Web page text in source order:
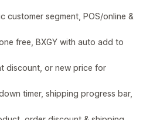
customer segment, POS/online &
free, BXGY with auto add to
discount, or new price for
timer, shipping progress bar,